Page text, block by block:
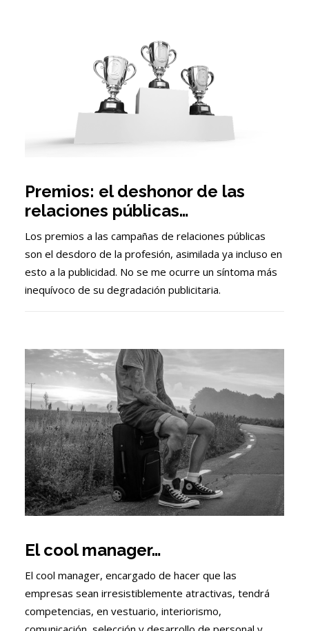
Premios: el deshonor de las
relaciones públicas…
Los premios a las campañas de relaciones públicas
son el desdoro de la profesión, asimilada ya incluso en
esto a la publicidad. No se me ocurre un síntoma más
inequívoco de su degradación publicitaria.
El cool manager…
El cool manager, encargado de hacer que las
empresas sean irresistiblemente atractivas, tendrá
competencias, en vestuario, interiorismo,